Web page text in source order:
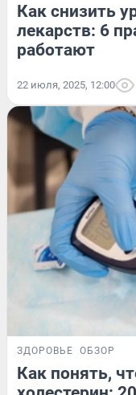
Как снизить
лекарств: 6
работают
22 июля, 2025, 12:00
ЗДОРОВЬЕ ОБЗОР
Как понять,